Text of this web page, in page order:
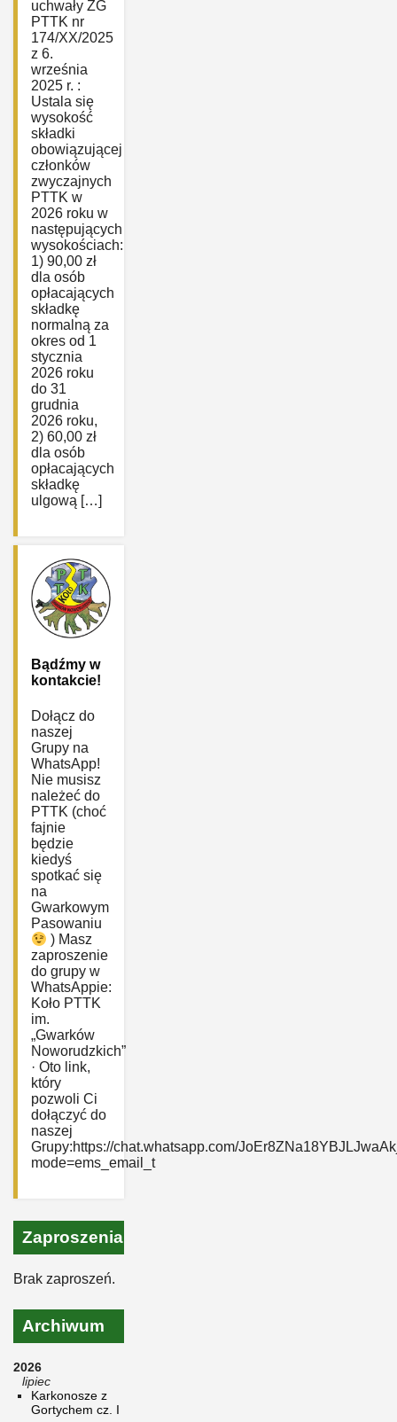
uchwały ZG
PTTK nr
174/XX/2025
z 6.
września
2025 r. :
Ustala się
wysokość
składki
obowiązującej
członków
zwyczajnych
PTTK w
2026 roku w
następujących
wysokościach:
1) 90,00 zł
dla osób
opłacających
składkę
normalną za
okres od 1
stycznia
2026 roku
do 31
grudnia
2026 roku,
2) 60,00 zł
dla osób
opłacających
składkę
ulgową […]
Bądźmy w
kontakcie!
Dołącz do
naszej
Grupy na
WhatsApp!
Nie musisz
należeć do
PTTK (choć
fajnie
będzie
kiedyś
spotkać się
na
Gwarkowym
Pasowaniu
) Masz
zaproszenie
do grupy w
WhatsAppie:
‎Koło PTTK
im.
„Gwarków
Noworudzkich”
· Oto link,
który
pozwoli Ci
dołączyć do
naszej
Grupy:https://chat.whatsapp.com/
mode=ems_email_t
Zaproszenia
Brak zaproszeń.
Archiwum
2026
lipiec
Karkonosze z
Gortychem cz. I